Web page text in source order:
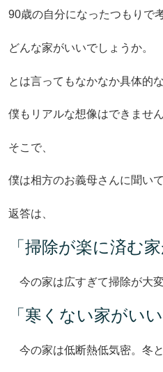
90歳の自分になったつもりで
どんな家がいいでしょうか。
とは言ってもなかなか具体的
僕もリアルな想像はできません
そこで、
僕は相方のお義母さんに聞い
返答は、
「掃除が楽に済む
今の家は広すぎて掃除が大変
「寒くない家がいい
今の家は低断熱低気密。冬と